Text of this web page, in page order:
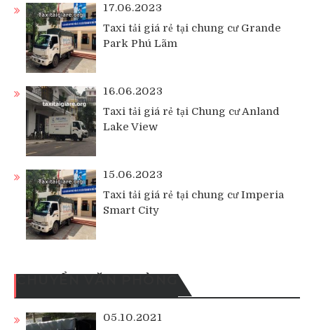
17.06.2023
Taxi tải giá rẻ tại chung cư Grande
Park Phú Lãm
16.06.2023
Taxi tải giá rẻ tại Chung cư Anland
Lake View
15.06.2023
Taxi tải giá rẻ tại chung cư Imperia
Smart City
05.10.2021